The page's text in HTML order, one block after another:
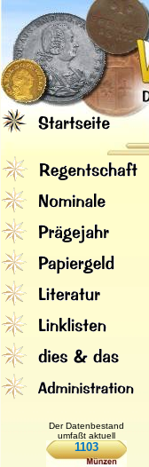
Der Datenbestand
umfaßt aktuell
1103